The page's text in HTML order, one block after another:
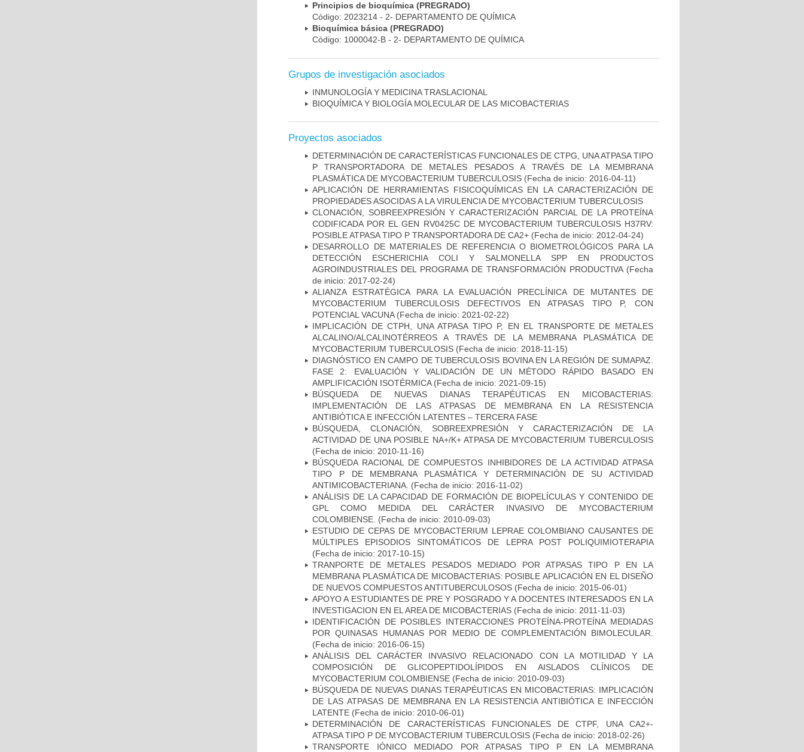
Principios de bioquímica (PREGRADO)
Código: 2023214 - 2- DEPARTAMENTO DE QUÍMICA
Bioquímica básica (PREGRADO)
Código: 1000042-B - 2- DEPARTAMENTO DE QUÍMICA
Grupos de investigación asociados
INMUNOLOGÍA Y MEDICINA TRASLACIONAL
BIOQUÍMICA Y BIOLOGÍA MOLECULAR DE LAS MICOBACTERIAS
Proyectos asociados
DETERMINACIÓN DE CARACTERÍSTICAS FUNCIONALES DE CTPG, UNA ATPASA TIPO
P TRANSPORTADORA DE METALES PESADOS A TRAVÉS DE LA MEMBRANA
PLASMÁTICA DE MYCOBACTERIUM TUBERCULOSIS (Fecha de inicio: 2016-04-11)
APLICACIÓN DE HERRAMIENTAS FISICOQUÍMICAS EN LA CARACTERIZACIÓN DE
PROPIEDADES ASOCIDAS A LA VIRULENCIA DE MYCOBACTERIUM TUBERCULOSIS
CLONACIÓN, SOBREEXPRESIÓN Y CARACTERIZACIÓN PARCIAL DE LA PROTEÍNA
CODIFICADA POR EL GEN RV0425C DE MYCOBACTERIUM TUBERCULOSIS H37RV:
POSIBLE ATPASA TIPO P TRANSPORTADORA DE CA2+ (Fecha de inicio: 2012-04-24)
DESARROLLO DE MATERIALES DE REFERENCIA O BIOMETROLÓGICOS PARA LA
DETECCIÓN ESCHERICHIA COLI Y SALMONELLA SPP EN PRODUCTOS
AGROINDUSTRIALES DEL PROGRAMA DE TRANSFORMACIÓN PRODUCTIVA(Fecha
de inicio: 2017-02-24)
ALIANZA ESTRATÉGICA PARA LA EVALUACIÓN PRECLÍNICA DE MUTANTES DE
MYCOBACTERIUM TUBERCULOSIS DEFECTIVOS EN ATPASAS TIPO P, CON
POTENCIAL VACUNA(Fecha de inicio: 2021-02-22)
IMPLICACIÓN DE CTPH, UNA ATPASA TIPO P, EN EL TRANSPORTE DE METALES
ALCALINO/ALCALINOTÉRREOS A TRAVÉS DE LA MEMBRANA PLASMÁTICA DE
MYCOBACTERIUM TUBERCULOSIS (Fecha de inicio: 2018-11-15)
DIAGNÓSTICO EN CAMPO DE TUBERCULOSIS BOVINA EN LA REGIÓN DE SUMAPAZ.
FASE 2: EVALUACIÓN Y VALIDACIÓN DE UN MÉTODO RÁPIDO BASADO EN
AMPLIFICACIÓN ISOTÉRMICA(Fecha de inicio: 2021-09-15)
BÚSQUEDA DE NUEVAS DIANAS TERAPÉUTICAS EN MICOBACTERIAS:
IMPLEMENTACIÓN DE LAS ATPASAS DE MEMBRANA EN LA RESISTENCIA
ANTIBIÓTICA E INFECCIÓN LATENTES – TERCERA FASE
BÚSQUEDA, CLONACIÓN, SOBREEXPRESIÓN Y CARACTERIZACIÓN DE LA
ACTIVIDAD DE UNA POSIBLE NA+/K+ ATPASA DE MYCOBACTERIUM TUBERCULOSIS
(Fecha de inicio: 2010-11-16)
BÚSQUEDA RACIONAL DE COMPUESTOS INHIBIDORES DE LA ACTIVIDAD ATPASA
TIPO P DE MEMBRANA PLASMÁTICA Y DETERMINACIÓN DE SU ACTIVIDAD
ANTIMICOBACTERIANA. (Fecha de inicio: 2016-11-02)
ANÁLISIS DE LA CAPACIDAD DE FORMACIÓN DE BIOPELÍCULAS Y CONTENIDO DE
GPL COMO MEDIDA DEL CARÁCTER INVASIVO DE MYCOBACTERIUM
COLOMBIENSE. (Fecha de inicio: 2010-09-03)
ESTUDIO DE CEPAS DE MYCOBACTERIUM LEPRAE COLOMBIANO CAUSANTES DE
MÚLTIPLES EPISODIOS SINTOMÁTICOS DE LEPRA POST POLIQUIMIOTERAPIA
(Fecha de inicio: 2017-10-15)
TRANPORTE DE METALES PESADOS MEDIADO POR ATPASAS TIPO P EN LA
MEMBRANA PLASMÁTICA DE MICOBACTERIAS: POSIBLE APLICACIÓN EN EL DISEÑO
DE NUEVOS COMPUESTOS ANTITUBERCULOSOS (Fecha de inicio: 2015-06-01)
APOYO A ESTUDIANTES DE PRE Y POSGRADO Y A DOCENTES INTERESADOS EN LA
INVESTIGACION EN EL AREA DE MICOBACTERIAS (Fecha de inicio: 2011-11-03)
IDENTIFICACIÓN DE POSIBLES INTERACCIONES PROTEÍNA-PROTEÍNA MEDIADAS
POR QUINASAS HUMANAS POR MEDIO DE COMPLEMENTACIÓN BIMOLECULAR.
(Fecha de inicio: 2016-06-15)
ANÁLISIS DEL CARÁCTER INVASIVO RELACIONADO CON LA MOTILIDAD Y LA
COMPOSICIÓN DE GLICOPEPTIDOLÍPIDOS EN AISLADOS CLÍNICOS DE
MYCOBACTERIUM COLOMBIENSE (Fecha de inicio: 2010-09-03)
BÚSQUEDA DE NUEVAS DIANAS TERAPÉUTICAS EN MICOBACTERIAS: IMPLICACIÓN
DE LAS ATPASAS DE MEMBRANA EN LA RESISTENCIA ANTIBIÓTICA E INFECCIÓN
LATENTE (Fecha de inicio: 2010-06-01)
DETERMINACIÓN DE CARACTERÍSTICAS FUNCIONALES DE CTPF, UNA CA2+-
ATPASA TIPO P DE MYCOBACTERIUM TUBERCULOSIS (Fecha de inicio: 2018-02-26)
TRANSPORTE IÓNICO MEDIADO POR ATPASAS TIPO P EN LA MEMBRANA